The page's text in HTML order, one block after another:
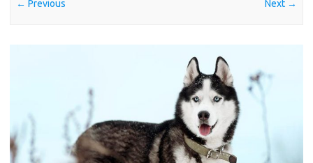
← Previous Next →